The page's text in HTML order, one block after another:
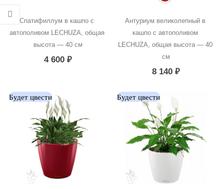
Спатифиллум в кашпо с
автополивом LECHUZA, общая
высота — 40 см
4 600 ₽
Антуриум великолепный в
кашпо с автополивом
LECHUZA, общая высота — 40
см
8 140₽
Будет цвести Будет цвести